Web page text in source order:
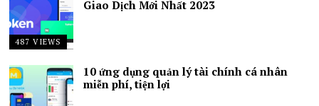
487 VIEWS
Giao Dịch Mới Nhất 2023
10 ứng dụng quản lý tài chính cá nhân
miễn phí, tiện lợi